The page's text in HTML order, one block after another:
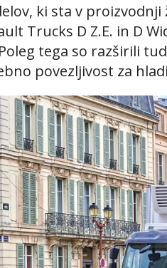
ki sta v proizvodnji
Trucks D Z.E. in D
Poleg tega so razširili
povezljivost za